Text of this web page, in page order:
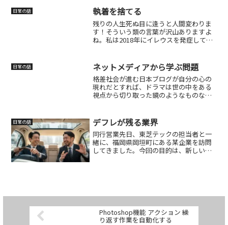
日常の話 執着を捨てる
残りの人生死ぬ目に逢うと人間変わりま
す！そういう類の言葉が沢山ありますよ
ね。私は2018年にイレウスを発症して以
変わった気がします。しかし、そうは言
うものの、煩悩がある...
日常の話 ネットメディアから学ぶ問題
格差社会が進む日本ブログが自分の心の
現れだとすれば、ドラマは世の中をある
視点から切り取った鏡のようなものなの
のまま文章に滲み出ます。怒ったり、自
論を展開したり、決めつけ...
日常の話 デフレが残る業界
同行営業先日、東芝テックの担当者と一
緒に、福岡県岡垣町にある某企業を訪問
してきました。今回の目的は、新しい機
Photoshop機能 アクション 繰
り返す作業を自動化する